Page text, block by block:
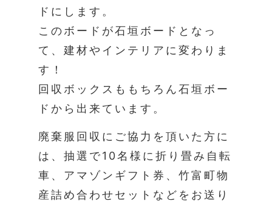
ドにします。
このボードが石垣ボードとなっ
て、建材やインテリアに変わりま
す！
回収ボックスももちろん石垣ボー
ドから出来ています。
廃棄服回収にご協力を頂いた方に
は、抽選で10名様に折り畳み自転
車、アマゾンギフト券、竹富町物
産詰め合わせセットなどをお送り